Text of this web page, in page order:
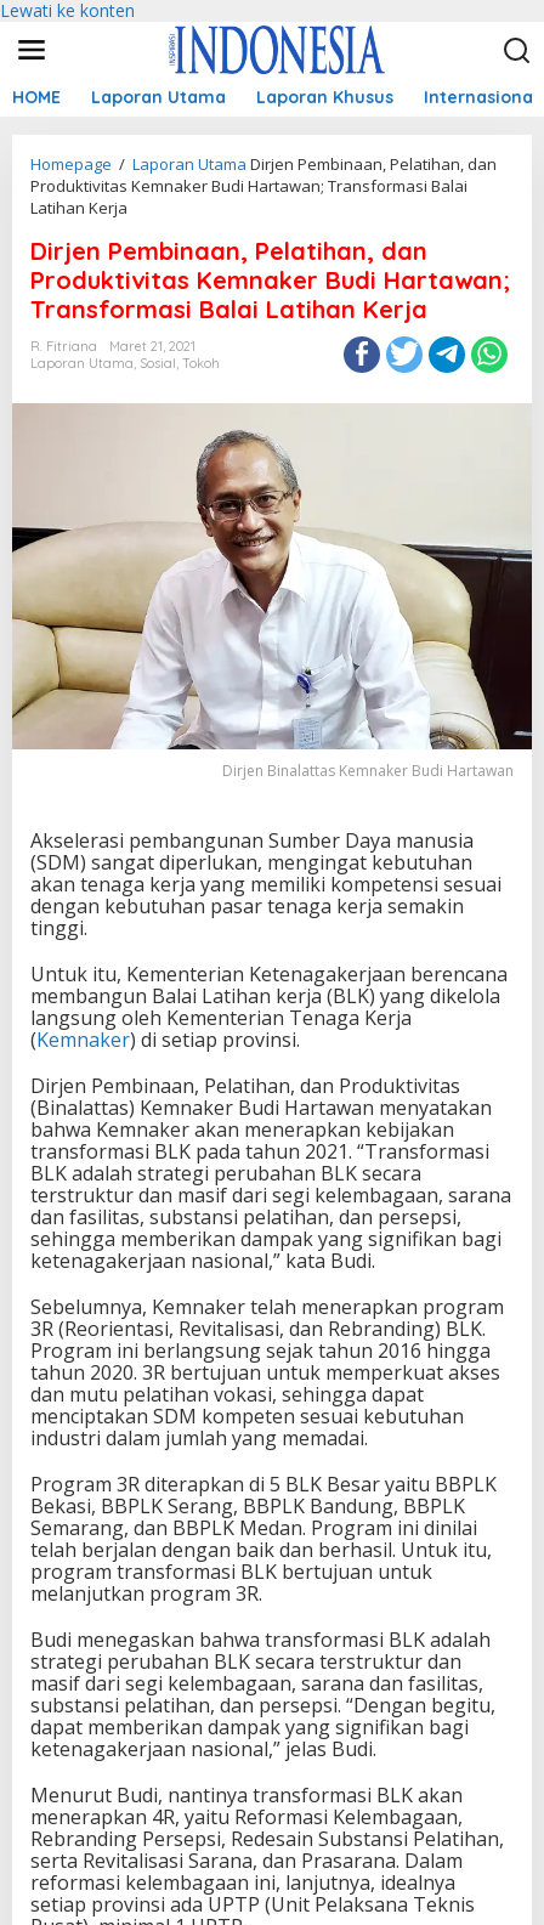
Lewati ke konten
HOME Laporan Utama Laporan Khusus Internasional
Homepage / Laporan Utama Dirjen Pembinaan, Pelatihan, dan
Produktivitas Kemnaker Budi Hartawan; Transformasi Balai
Latihan Kerja
Dirjen Pembinaan, Pelatihan, dan
Produktivitas Kemnaker Budi Hartawan;
Transformasi Balai Latihan Kerja
R. Fitriana
Maret 21, 2021
Laporan Utama, Sosial, Tokoh
Dirjen Binalattas Kemnaker Budi Hartawan
Akselerasi pembangunan Sumber Daya manusia
(SDM) sangat diperlukan, mengingat kebutuhan
akan tenaga kerja yang memiliki kompetensi sesuai
dengan kebutuhan pasar tenaga kerja semakin
tinggi.
Untuk itu, Kementerian Ketenagakerjaan berencana
membangun Balai Latihan kerja (BLK) yang dikelola
langsung oleh Kementerian Tenaga Kerja
(Kemnaker) di setiap provinsi.
Dirjen Pembinaan, Pelatihan, dan Produktivitas
(Binalattas) Kemnaker Budi Hartawan menyatakan
bahwa Kemnaker akan menerapkan kebijakan
transformasi BLK pada tahun 2021. “Transformasi
BLK adalah strategi perubahan BLK secara
terstruktur dan masif dari segi kelembagaan, sarana
dan fasilitas, substansi pelatihan, dan persepsi,
sehingga memberikan dampak yang signifikan bagi
ketenagakerjaan nasional,” kata Budi.
Sebelumnya, Kemnaker telah menerapkan program
3R (Reorientasi, Revitalisasi, dan Rebranding) BLK.
Program ini berlangsung sejak tahun 2016 hingga
tahun 2020. 3R bertujuan untuk memperkuat akses
dan mutu pelatihan vokasi, sehingga dapat
menciptakan SDM kompeten sesuai kebutuhan
industri dalam jumlah yang memadai.
Program 3R diterapkan di 5 BLK Besar yaitu BBPLK
Bekasi, BBPLK Serang, BBPLK Bandung, BBPLK
Semarang, dan BBPLK Medan. Program ini dinilai
telah berjalan dengan baik dan berhasil. Untuk itu,
program transformasi BLK bertujuan untuk
melanjutkan program 3R.
Budi menegaskan bahwa transformasi BLK adalah
strategi perubahan BLK secara terstruktur dan
masif dari segi kelembagaan, sarana dan fasilitas,
substansi pelatihan, dan persepsi. “Dengan begitu,
dapat memberikan dampak yang signifikan bagi
ketenagakerjaan nasional,” jelas Budi.
Menurut Budi, nantinya transformasi BLK akan
menerapkan 4R, yaitu Reformasi Kelembagaan,
Rebranding Persepsi, Redesain Substansi Pelatihan,
serta Revitalisasi Sarana, dan Prasarana. Dalam
reformasi kelembagaan ini, lanjutnya, idealnya
setiap provinsi ada UPTP (Unit Pelaksana Teknis